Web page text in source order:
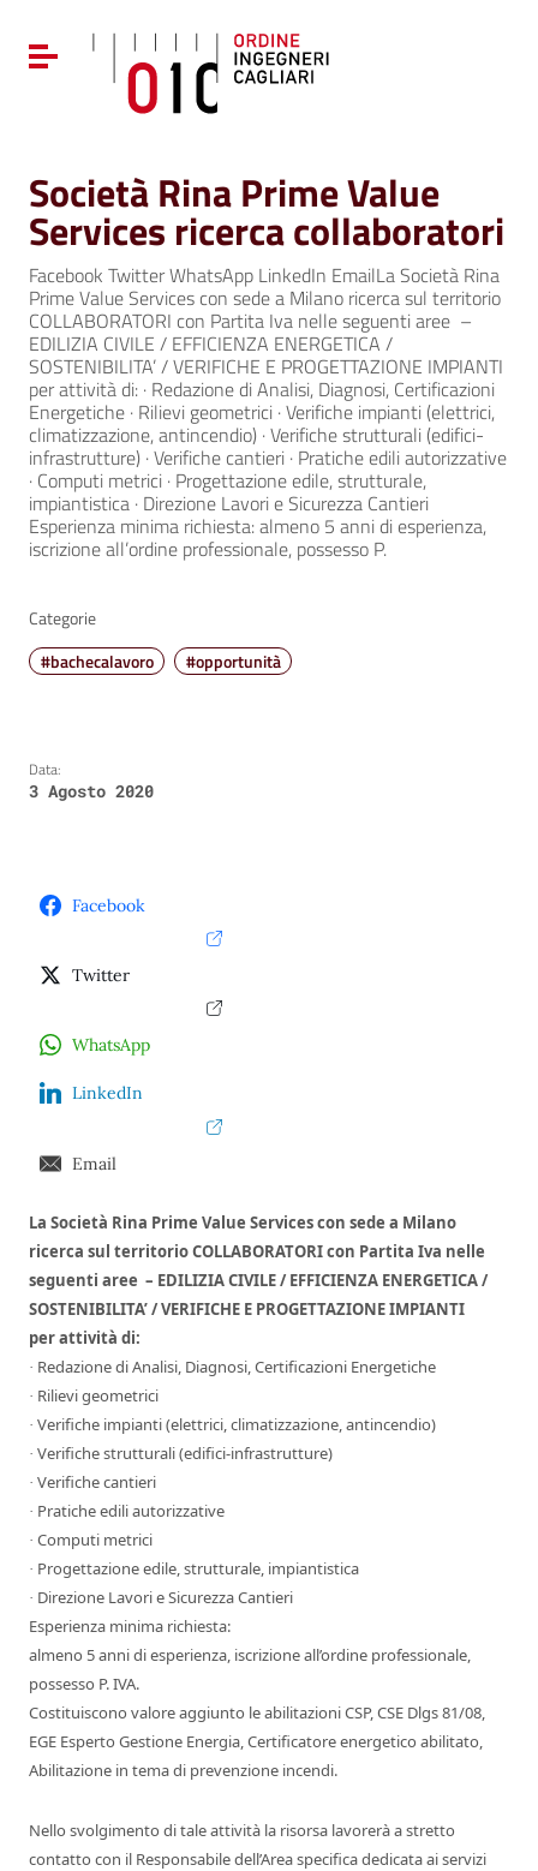
Vai al menu di navigazione
Vai al footer
Attiva / disattiva la navigazione
Società Rina Prime Value
Services ricerca collaboratori
Facebook Twitter WhatsApp LinkedIn EmailLa Società Rina
Prime Value Services con sede a Milano ricerca sul territorio
COLLABORATORI con Partita Iva nelle seguenti aree –
EDILIZIA CIVILE / EFFICIENZA ENERGETICA /
SOSTENIBILITA’ / VERIFICHE E PROGETTAZIONE IMPIANTI
per attività di: · Redazione di Analisi, Diagnosi, Certificazioni
Energetiche · Rilievi geometrici · Verifiche impianti (elettrici,
climatizzazione, antincendio) · Verifiche strutturali (edifici-
infrastrutture) · Verifiche cantieri · Pratiche edili autorizzative
· Computi metrici · Progettazione edile, strutturale,
impiantistica · Direzione Lavori e Sicurezza Cantieri
Esperienza minima richiesta: almeno 5 anni di esperienza,
iscrizione all’ordine professionale, possesso P.
Categorie
#bachecalavoro
#opportunità
Data:
3 Agosto 2020
Facebook
Twitter
WhatsApp
LinkedIn
Email
La Società Rina Prime Value Services con sede a Milano
ricerca sul territorio COLLABORATORI con Partita Iva nelle
seguenti aree – EDILIZIA CIVILE / EFFICIENZA ENERGETICA /
SOSTENIBILITA’ / VERIFICHE E PROGETTAZIONE IMPIANTI
per attività di:
· Redazione di Analisi, Diagnosi, Certificazioni Energetiche
· Rilievi geometrici
· Verifiche impianti (elettrici, climatizzazione, antincendio)
· Verifiche strutturali (edifici-infrastrutture)
· Verifiche cantieri
· Pratiche edili autorizzative
· Computi metrici
· Progettazione edile, strutturale, impiantistica
· Direzione Lavori e Sicurezza Cantieri
Esperienza minima richiesta:
almeno 5 anni di esperienza, iscrizione all’ordine professionale,
possesso P. IVA.
Costituiscono valore aggiunto le abilitazioni CSP, CSE Dlgs 81/08,
EGE Esperto Gestione Energia, Certificatore energetico abilitato,
Abilitazione in tema di prevenzione incendi.
Nello svolgimento di tale attività la risorsa lavorerà a stretto
contatto con il Responsabile dell’Area specifica dedicata ai servizi